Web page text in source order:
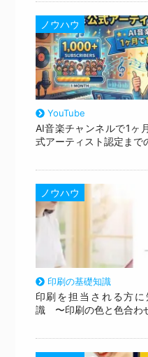
ノウハウ
YouTube
AI音楽チャンネルで1ヶ
式アーティスト認定まで
ノウハウ
印刷の基礎知識
印刷を担当される方
識 〜印刷の色と色合わ